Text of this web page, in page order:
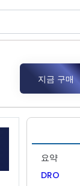
지금 구매
요약
DRO